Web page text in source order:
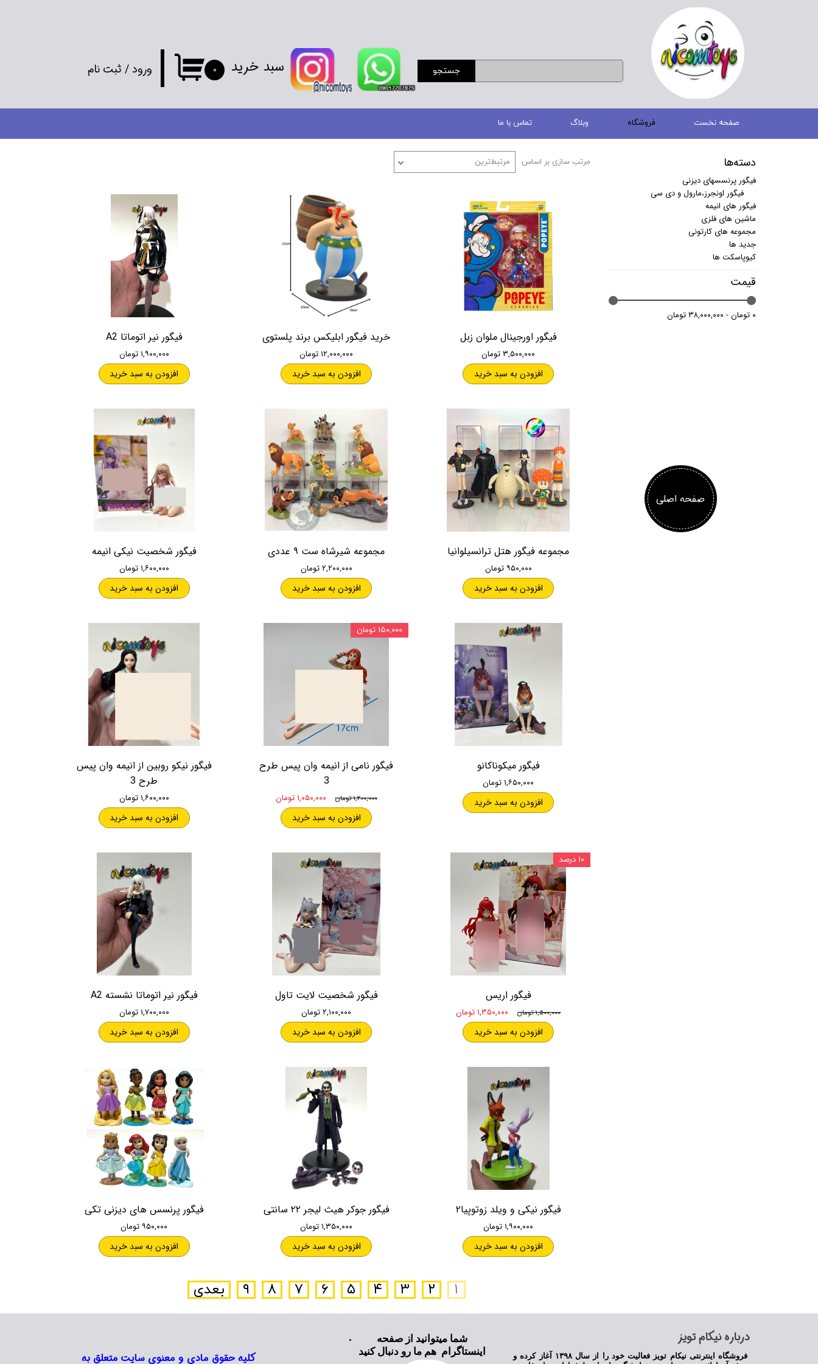
ورود/ ثبت نام
خروج از
حساب کاربری
جستجو ۰ سبد خرید
صفحه نخست فروشگاه وبلاگ تماس با ما
دسته‌ها
فیگور پرنسسهای دیزنی
فیگور اونجرز،مارول و دی سی
فیگور های انیمه
ماشین های فلزی
مجموعه های کارتونی
جدید ها
کیوپاسکت ها
قیمت
۰ تومان - ۳۸,۰۰۰,۰۰۰ تومان
مرتب سازی بر اساس مرتبط‌ترین
فیگور اورجینال ملوان زبل
۳,۵۰۰,۰۰۰ تومان
افزودن به سبد خرید
خرید فیگور ابلیکس برند پلستوی
۱۲,۰۰۰,۰۰۰ تومان
افزودن به سبد خرید
فیگور نیر اتوماتا A2
۱,۹۰۰,۰۰۰ تومان
افزودن به سبد خرید
مجموعه فیگور هتل ترانسیلوانیا
۹۵۰,۰۰۰ تومان
افزودن به سبد خرید
مجموعه شیرشاه ست ۹ عددی
۲,۲۰۰,۰۰۰ تومان
افزودن به سبد خرید
فیگور شخصیت نیکی انیمه
۱,۶۰۰,۰۰۰ تومان
افزودن به سبد خرید
فیگور میکوناکانو
۱,۶۵۰,۰۰۰ تومان
افزودن به سبد خرید
فیگور نامی از انیمه وان پیس طرح
3
۱,۲۰۰,۰۰۰ تومان ۱,۰۵۰,۰۰۰ تومان
افزودن به سبد خرید
۱۵۰,۰۰۰ تومان
فیگور نیکو روبین از انیمه وان پیس
طرح 3
۱,۶۰۰,۰۰۰ تومان
افزودن به سبد خرید
فیگور اریس
۱,۵۰۰,۰۰۰ تومان ۱,۳۵۰,۰۰۰ تومان
افزودن به سبد خرید
۱۰ درصد
فیگور شخصیت لایت تاول
۲,۱۰۰,۰۰۰ تومان
افزودن به سبد خرید
فیگور نیر اتوماتا نشسته A2
۱,۷۰۰,۰۰۰ تومان
افزودن به سبد خرید
فیگور نیکی و ویلد زوتوپیا۲
۱,۹۰۰,۰۰۰ تومان
افزودن به سبد خرید
فیگور جوکر هیث لیجر ۲۲ سانتی
۱,۳۵۰,۰۰۰ تومان
افزودن به سبد خرید
فیگور پرنسس های دیزنی تکی
۹۵۰,۰۰۰ تومان
افزودن به سبد خرید
۱ ۲ ۳ ۴ ۵ ۶ ۷ ۸ ۹ بعدی
صفحه اصلی
​درباره نیکام تویز
فروشگاه اینترنتی نیکام تویز فعالیت خود را از سال ۱۳۹۸ آغاز کرده و
شما میتوانید از صفحه
اینستاگرام هم ما رو دنبال کنید